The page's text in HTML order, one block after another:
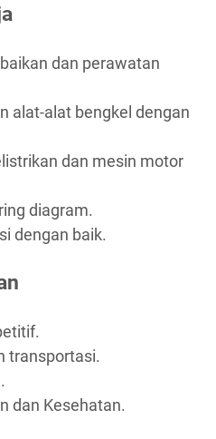
dan perawatan
alat-alat bengkel dengan
dan mesin motor
diagram.
dengan baik.
transportasi.
dan Kesehatan.